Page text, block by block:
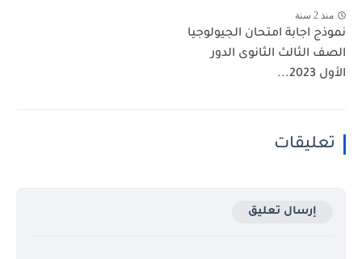
منذ 2 سنة
نموذج اجابة امتحان الجيولوجيا
الصف الثالث الثانوى الدور
الأول 2023...
تعليقات
إرسال تعليق